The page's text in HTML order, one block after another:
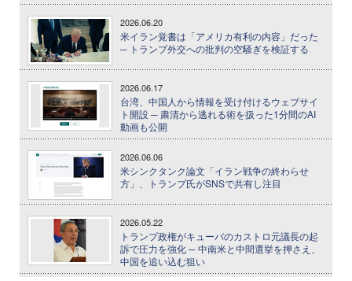
2026.06.20
米イラン覚書は「アメリカ有利の内容」だった
─ トランプ外交への批判の空騒ぎを検証する
2026.06.17
台湾、中国人から情報を受け付けるウェブサイ
ト開設 ─ 粛清から逃れる術を扱った1分間のAI
動画も公開
2026.06.06
米シンクタンク論文「イラン戦争の終わらせ
方」、トランプ氏がSNSで共有し注目
2026.05.22
トランプ政権がキューバのカストロ元議長の起
訴で圧力を強化 ─ 中南米と中間選挙を押さえ、
中国を追い込む狙い